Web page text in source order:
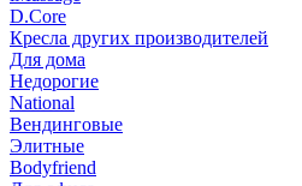
D.Core
Кресла других производителей
Для дома
Недорогие
National
Вендинговые
Элитные
Bodyfriend